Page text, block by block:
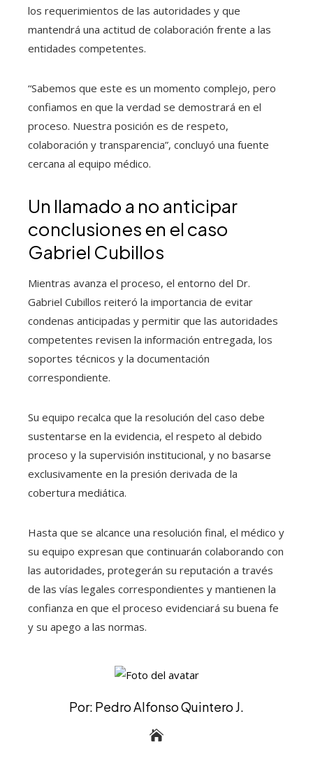
los requerimientos de las autoridades y que
mantendrá una actitud de colaboración frente a las
entidades competentes.
“Sabemos que este es un momento complejo, pero
confiamos en que la verdad se demostrará en el
proceso. Nuestra posición es de respeto,
colaboración y transparencia”, concluyó una fuente
cercana al equipo médico.
Un llamado a no anticipar
conclusiones en el caso
Gabriel Cubillos
Mientras avanza el proceso, el entorno del Dr.
Gabriel Cubillos reiteró la importancia de evitar
condenas anticipadas y permitir que las autoridades
competentes revisen la información entregada, los
soportes técnicos y la documentación
correspondiente.
Su equipo recalca que la resolución del caso debe
sustentarse en la evidencia, el respeto al debido
proceso y la supervisión institucional, y no basarse
exclusivamente en la presión derivada de la
cobertura mediática.
Hasta que se alcance una resolución final, el médico y
su equipo expresan que continuarán colaborando con
las autoridades, protegerán su reputación a través
de las vías legales correspondientes y mantienen la
confianza en que el proceso evidenciará su buena fe
y su apego a las normas.
Por: Pedro Alfonso Quintero J.